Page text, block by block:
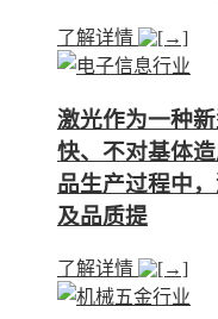
了解详情
激光作为一种
快、不对基体
品生产过程中
及品质提
了解详情